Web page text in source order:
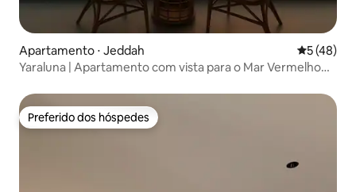
Apartamento ⋅ Jeddah 5 de uma
5 (48)
Yaraluna | Apartamento com vista para o Mar Vermelho
Preferido dos hóspedes
Preferido dos hóspedes